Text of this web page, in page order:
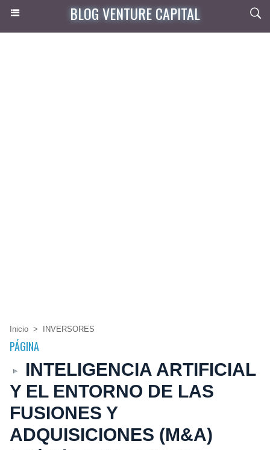
BLOG VENTURE CAPITAL
Inicio > INVERSORES
PÁGINA
INTELIGENCIA ARTIFICIAL
Y EL ENTORNO DE LAS
FUSIONES Y
ADQUISICIONES (M&A)